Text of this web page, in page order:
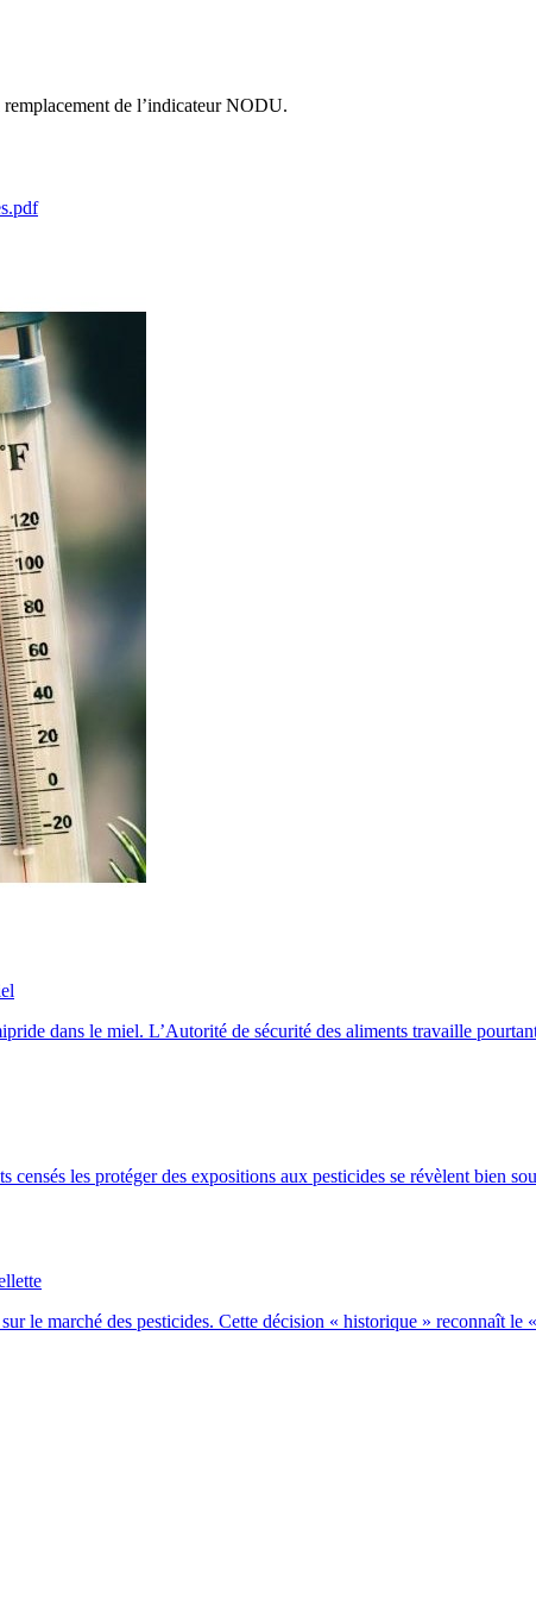
de l’indicateur NODU.
dans le miel. L’Autorité de sécurité des aliments travaille
les protéger des expositions aux pesticides se révèlent bien
le marché des pesticides. Cette décision « historique » reconnaît